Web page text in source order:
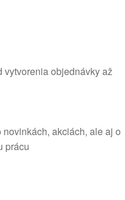
vytvorenia objednávky až
akciách, ale aj o
prácu